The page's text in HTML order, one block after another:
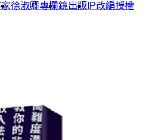
徐淑卿專欄鏡出版 IP改編授權